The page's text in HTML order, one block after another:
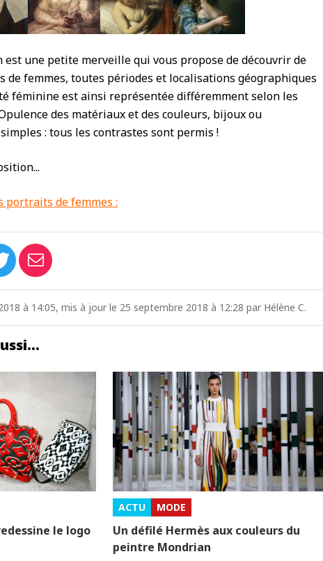
est une petite merveille qui vous propose de découvrir de
de femmes, toutes périodes et localisations géographiques
féminine est ainsi représentée différemment selon les
des matériaux et des couleurs, bijoux ou
: tous les contrastes sont permis !
portraits de femmes :
à 14:05, mis à jour le 25 septembre 2018 à 12:28 par Hélène C.
le logo
ACTU MODE
Un défilé Hermès aux couleurs du
peintre Mondrian